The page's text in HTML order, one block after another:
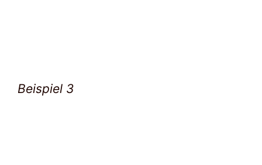
Beispiel 3